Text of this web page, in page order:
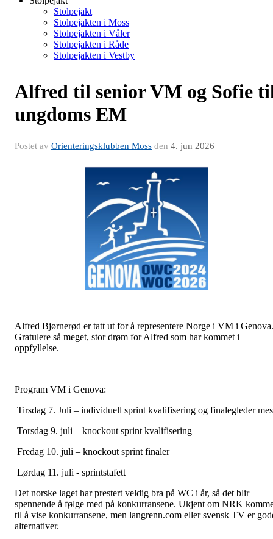
Stolpejakt
Stolpejakten i Moss
Stolpejakten i Våler
Stolpejakten i Råde
Stolpejakten i Vestby
Alfred til senior VM og Sofie
ungdoms EM
Postet av Orienteringsklubben Moss den 4. jun 2026
Alfred Bjørnerød er tatt ut for å representere Norge i VM i Genova.
Gratulere så meget, stor drøm for Alfred som har kommet i
oppfyllelse.
Program VM i Genova:
Tirsdag 7. Juli – individuell sprint kvalifisering og finalegleder
Torsdag 9. juli – knockout sprint kvalifisering
Fredag 10. juli – knockout sprint finaler
Lørdag 11. juli - sprintstafett
Det norske laget har prestert veldig bra på WC i år, så det blir
spennende å følge med på konkurransene. Ukjent om NRK
til å vise konkurransene, men langrenn.com eller svensk TV er
alternativer.